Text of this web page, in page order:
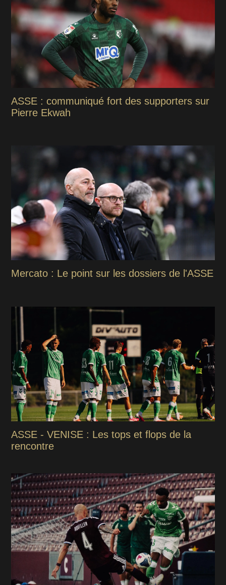
ASSE : communiqué fort des supporters sur
Pierre Ekwah
Mercato : Le point sur les dossiers de l'ASSE
ASSE - VENISE : Les tops et flops de la
rencontre